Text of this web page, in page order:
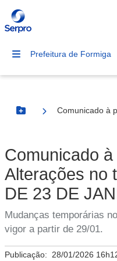
Prefeitura de Formiga
Botão Menu
Comunicado à
Comunicado
Alterações no
DE 23 DE
Mudanças temporárias
vigor a partir de 29/01.
Publicação: 28/01/2026